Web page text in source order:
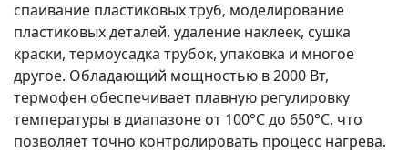
спаивание пластиковых труб, моделирование
пластиковых деталей, удаление наклеек, сушка
краски, термоусадка трубок, упаковка и многое
другое. Обладающий мощностью в 2000 Вт,
термофен обеспечивает плавную регулировку
температуры в диапазоне от 100°C до 650°C, что
позволяет точно контролировать процесс нагрева.